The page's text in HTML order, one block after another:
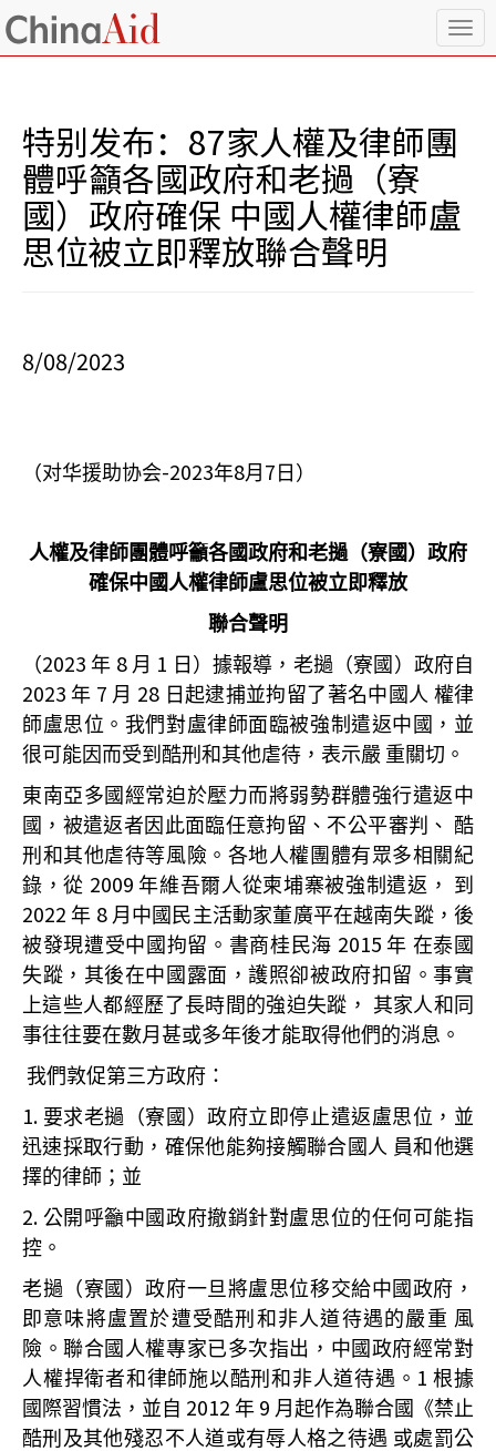
T
o
i
特别发布：87家人權及律師團
體呼籲各國政府和老撾（寮
國）政府確保 中國人權律師盧
思位被立即釋放聯合聲明
8/08/2023
（对华援助协会-2023年8月 7 日）
人權及律師團體呼籲各國政府和老撾（寮國）政府
確保中國人權律師盧思位被立即釋放
聯合聲明
（2023年 8 月 1 日）據報導，老撾（寮國）政府自
2023年 7 月 28 日起逮捕並拘留了著名中國人 權律
師盧思位。我們對盧律師面臨被強制遣返中國，並
很可能因而受到酷刑和其他虐待，表示嚴 重關切。
東南亞多國經常迫於壓力而將弱勢群體強行遣返中
國，被遣返者因此面臨任意拘留、不公平審判、 酷
刑和其他虐待等風險。各地人權團體有眾多相關紀
錄，從 2009年維吾爾人從柬埔寨被強制遣返， 到
2022年 8 月中國民主活動家董廣平在越南失蹤，後
被發現遭受中國拘留。書商桂民海 2015年 在泰國
失蹤，其後在中國露面，護照卻被政府扣留。事實
上這些人都經歷了長時間的強迫失蹤，
其家人和同
事往往要在數月甚或多年後才能取得他們的消息。
我們敦促第三方政府：
1. 要求老撾（寮國）政府立即停止遣返盧思位，並
迅速採取行動，確保他能夠接觸聯合國人 員和他選
擇的律師；並
2. 公開呼籲中國政府撤銷針對盧思位的任何可能指
控。
老撾（寮國）政府一旦將盧思位移交給中國政府，
即意味將盧置於遭受酷刑和非人道待遇的嚴重 風
險。聯合國人權專家已多次指出，中國政府經常對
人權捍衛者和律師施以酷刑和非人道待遇。 1根據
國際習慣法，並自 2012 年 9 月起作為聯合國《禁止
酷刑及其他殘忍不人道或有辱人格之待遇 或處罰公